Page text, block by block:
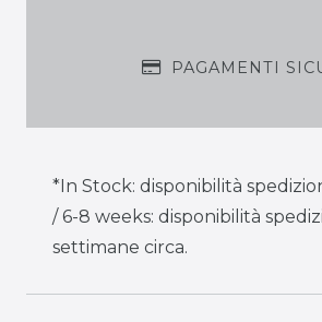
PAGAMENTI
*In Stock: disponibilità
/ 6-8 weeks: disponibilità
settimane circa.